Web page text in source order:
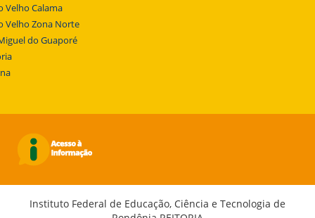
Velho Calama
Velho Zona Norte
do Guaporé
Instituto Federal de Educação, Ciência e Tecnologia de